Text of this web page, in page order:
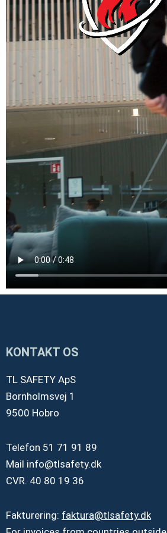
KONTAKT OS
TL SAFETY ApS
Bornholmsvej 1
9500 Hobro
Telefon 51 71 91 89
Mail info@tlsafety.dk
CVR. 40 80 19 36
Fakturering: faktura@tlsafety.dk